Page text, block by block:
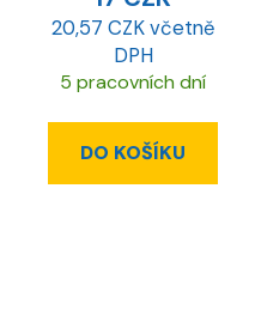
20,57 CZK včetně
DPH
5 pracovních dní
DO KOŠÍKU